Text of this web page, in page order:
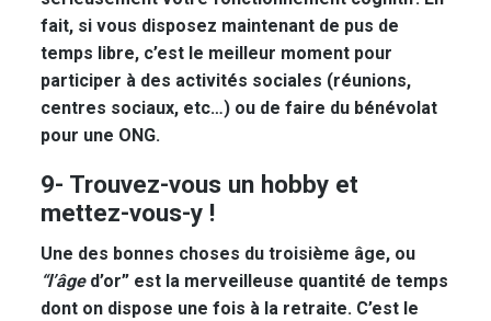
fait, si vous disposez maintenant de pus de
temps libre, c’est le meilleur moment pour
participer à des activités sociales (réunions,
centres sociaux, etc…) ou de faire du bénévolat
pour une ONG.
9- Trouvez-vous un hobby et
mettez-vous-y !
Une des bonnes choses du troisième âge, ou
“l’âged’or” est la merveilleuse quantité de temps
dont on dispose une fois à la retraite. C’est le